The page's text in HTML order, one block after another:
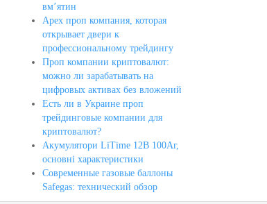
вм’ятин
Apex проп компания, которая
открывает двери к
профессиональному трейдингу
Проп компании криптовалют:
можно ли зарабатывать на
цифровых активах без вложений
Есть ли в Украине проп
трейдинговые компании для
криптовалют?
Акумулятори LiTime 12В 100Аг,
основні характеристики
Современные газовые баллоны
Safegas: технический обзор